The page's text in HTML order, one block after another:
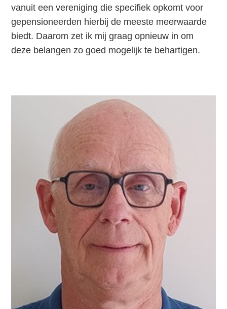
vanuit een vereniging die specifiek opkomt voor
gepensioneerden hierbij de meeste meerwaarde
biedt. Daarom zet ik mij graag opnieuw in om
deze belangen zo goed mogelijk te behartigen.